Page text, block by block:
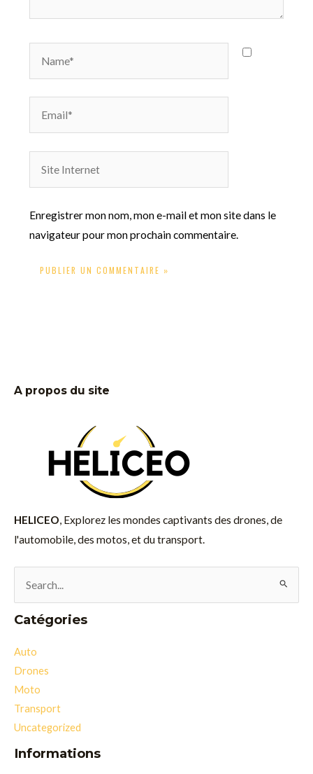
Enregistrer mon nom, mon e-mail et mon site dans le
navigateur pour mon prochain commentaire.
A propos du site
HELICEO, Explorez les mondes captivants des drones, de
l'automobile, des motos, et du transport.
Rechercher :
Catégories
Auto
Drones
Moto
Transport
Uncategorized
Informations